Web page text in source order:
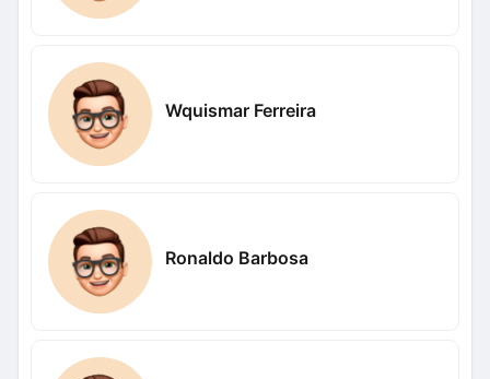
Wquismar Ferreira
Ronaldo Barbosa